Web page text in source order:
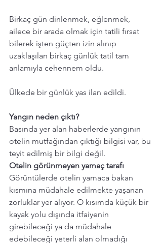
Birkaç gün dinlenmek, eğlenmek,
ailece bir arada olmak için tatili fırsat
bilerek işten güçten izin alınıp
uzaklaşılan birkaç günlük tatil tam
anlamıyla cehennem oldu.
Ülkede bir günlük yas ilan edildi.
Yangın neden çıktı?
Basında yer alan haberlerde yangının
otelin mutfağından çıktığı bilgisi var, bu
teyit edilmiş bir bilgi değil.
Otelin görünmeyen yamaç tarafı
Görüntülerde otelin yamaca bakan
kısmına müdahale edilmekte yaşanan
zorluklar yer alıyor. O kısımda küçük bir
kayak yolu dışında itfaiyenin
girebileceği ya da müdahale
edebileceği yeterli alan olmadığı